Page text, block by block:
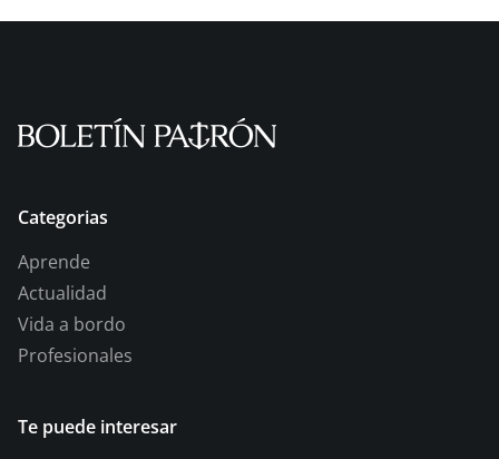
Categorias
Aprende
Actualidad
Vida a bordo
Profesionales
Te puede interesar